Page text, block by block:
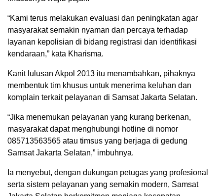
“Kami terus melakukan evaluasi dan peningkatan agar
masyarakat semakin nyaman dan percaya terhadap
layanan kepolisian di bidang registrasi dan identifikasi
kendaraan,” kata Kharisma.
Kanit lulusan Akpol 2013 itu menambahkan, pihaknya
membentuk tim khusus untuk menerima keluhan dan
komplain terkait pelayanan di Samsat Jakarta Selatan.
“Jika menemukan pelayanan yang kurang berkenan,
masyarakat dapat menghubungi hotline di nomor
085713563565 atau timsus yang berjaga di gedung
Samsat Jakarta Selatan,” imbuhnya.
Ia menyebut, dengan dukungan petugas yang profesional
serta sistem pelayanan yang semakin modern, Samsat